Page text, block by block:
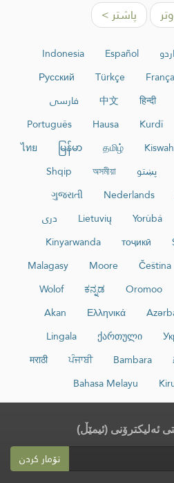
پاشتر >
اردو Español
Indonesia
Türkçe
Русский
हिन्दी
中文
فارسی
Kurdî
Hausa
Português
தமிழ்
မြန်မာ
ไทย
پښتو অসমীয়া
Shqip
Nederlands
ગુજરાતી
Yorùbá
Lietuvių
دری
тоҷикӣ
Kinyarwanda
Čeština
Moore
Malagasy
Oromoo
ಕನ್ನಡ
Wolof
Ελληνικά
Akan
ქართული
Lingala
Bambara
ਪੰਜਾਬੀ
मराठी
Bahasa Melayu
ئەلیکترۆنی (ئیمێڵ)
تۆمار کردن